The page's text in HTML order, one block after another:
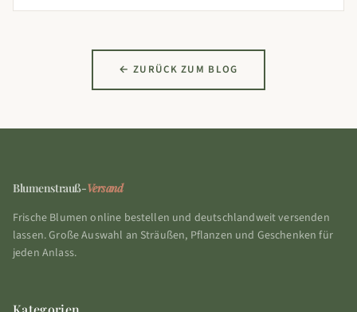
← ZURÜCK ZUM BLOG
Blumenstrauß-Versand
Frische Blumen online bestellen und deutschlandweit versenden
lassen. Große Auswahl an Sträußen, Pflanzen und Geschenken für
jeden Anlass.